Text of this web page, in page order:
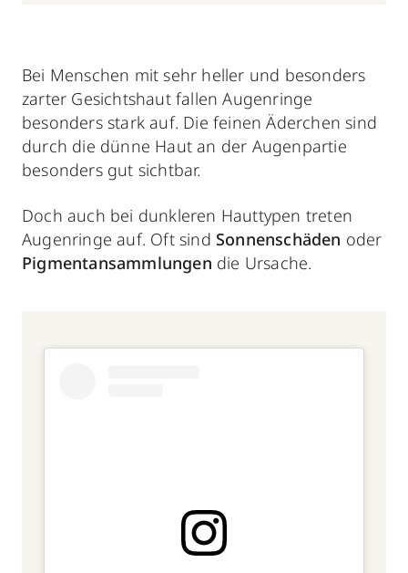
Bei Menschen mit sehr heller und besonders
zarter Gesichtshaut fallen Augenringe
besonders stark auf. Die feinen Äderchen sind
durch die dünne Haut an der Augenpartie
besonders gut sichtbar.
Doch auch bei dunkleren Hauttypen treten
Augenringe auf. Oft sind Sonnenschäden oder
Pigmentansammlungen die Ursache.